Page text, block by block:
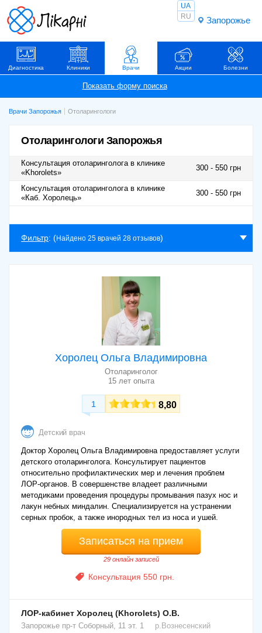
Запорожье
UA
RU
Диагностика Клиники Врачи Акции Болезни
Врачи Запорожья Отоларингологи
Отоларингологи Запорожья
Консультация отоларинголога в клинике
«Khorolets»
300 - 550 грн
Консультация отоларинголога в клинике
«Каб. Хоролець»
300 - 550 грн
Фильтр: (Найдено 25 врачей 28 отзывов)
Хоролец Ольга Владимировна
Отоларинголог
15 лет опыта
1 8,80
Детский врач
Доктор Хоролец Ольга Владимировна предоставляет услуги
детского отоларинголога. Консультирует пациентов
относительно профилактических мер и лечения проблем
ЛОР-органов. В совершенстве владеет различными
методиками проведения процедуры промывания пазух нос и
лакун небных миндалин. Специализируется на устранении
серных пробок, а также инородных тел из носа и ушей.
Записаться на прием
29 онлайн записей
Консультация 550 грн.
ЛОР-кабинет Хоролец (Khorolets) О.В.
Запорожье пр-т Соборный, 11 эт. 1 р.Вознесенский